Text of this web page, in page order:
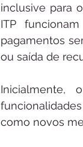
inclusive para
ITP
pagamentos
ou saída de
Inicialmente,
como novos